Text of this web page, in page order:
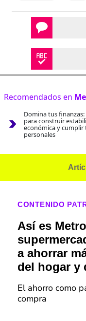
Recomendados en
Domina tus finanzas:
para construir
económica y cumplir
personales
CONTENIDO
Así es
a ahorrar
del hogar y
El ahorro como
compra